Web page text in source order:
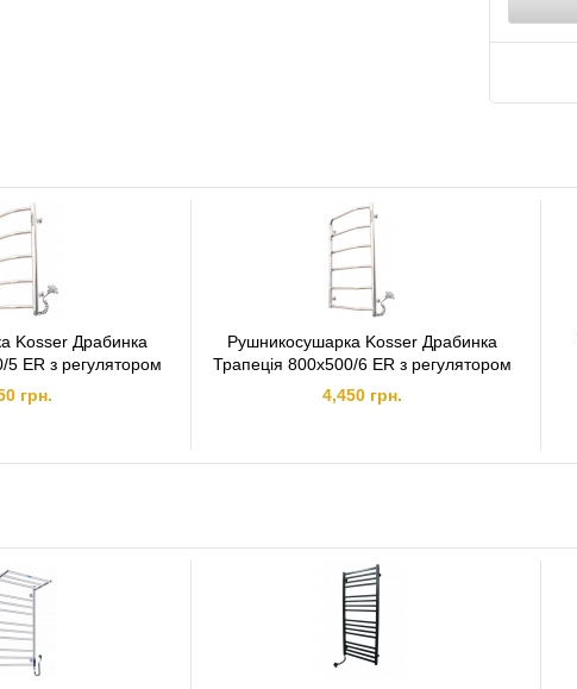
Kosser Драбинка
5 ER з регулятором
грн.
Рушникосушарка Kosser Драбинка
Трапеція 800х500/6 ER з регулятором
4,450 грн.